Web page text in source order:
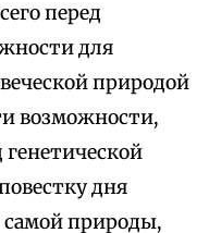
перед
для
природой
возможности,
дня
самой природы,